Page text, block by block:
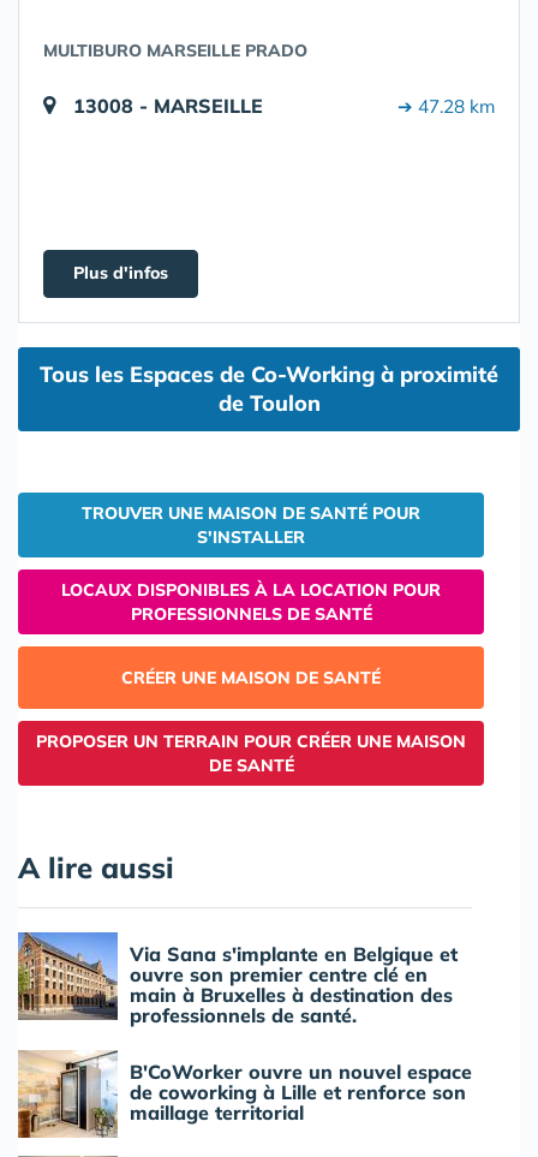
MULTIBURO MARSEILLE PRADO
13008 - MARSEILLE ➔ 47.28 km
Plus d'infos
Tous les Espaces de Co-Working à proximité
de Toulon
TROUVER UNE MAISON DE SANTÉ POUR
S'INSTALLER
LOCAUX DISPONIBLES À LA LOCATION POUR
PROFESSIONNELS DE SANTÉ
CRÉER UNE MAISON DE SANTÉ
PROPOSER UN TERRAIN POUR CRÉER UNE MAISON
DE SANTÉ
A lire aussi
Via Sana s'implante en Belgique et
ouvre son premier centre clé en
main à Bruxelles à destination des
professionnels de santé.
B'CoWorker ouvre un nouvel espace
de coworking à Lille et renforce son
maillage territorial